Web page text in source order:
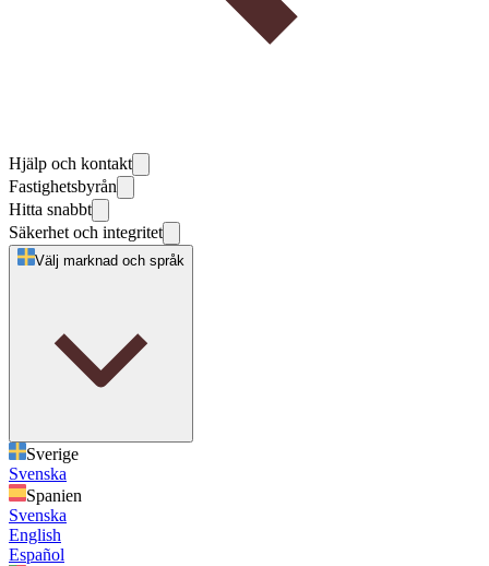
Hjälp och kontakt
Fastighetsbyrån
Hitta snabbt
Säkerhet och integritet
Välj marknad och språk
Sverige
Svenska
Spanien
Svenska
English
Español